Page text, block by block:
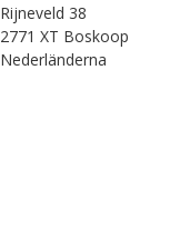
Rijneveld 38
2771 XT Boskoop
Nederländerna